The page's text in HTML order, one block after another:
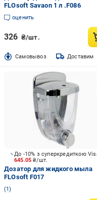
FLOsoft Savaon 1 л .F086
оценить
326 ₴/шт.
Cамовывоз Доставим
645.05₴/шт.
Дозатор для жидкого мыла
FLOsoft F017
1